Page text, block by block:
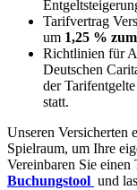
Tarifvertrag
um 1,25 %
Richtlinien für
Deutschen
der
statt.
Unseren Versicherten
Spielraum, um Ihre
Vereinbaren Sie einen
Buchungstool und